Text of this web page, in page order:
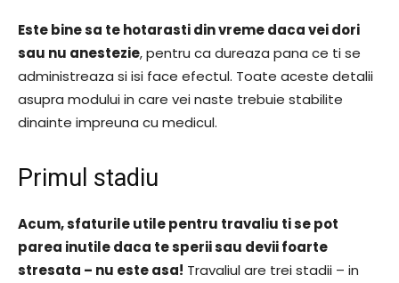
Este bine sa te hotarasti din vreme daca vei dori
sau nu anestezie, pentru ca dureaza pana ce ti se
administreaza si isi face efectul. Toate aceste detalii
asupra modului in care vei naste trebuie stabilite
dinainte impreuna cu medicul.
Primul stadiu
Acum, sfaturile utile pentru travaliu ti se pot
parea inutile daca te sperii sau devii foarte
stresata – nu este asa! Travaliul are trei stadii – in